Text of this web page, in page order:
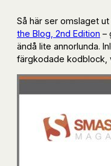
Så här ser omslaget ut
the Blog, 2nd Edition –
ändå lite annorlunda.
färgkodade kodblock,